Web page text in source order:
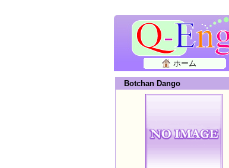
ホーム
Botchan Dango